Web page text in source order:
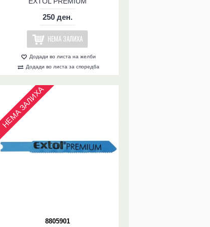
250 ден.
НЕМА ЗАЛИХА
Додади во листа на желби
Додади во листа за споредба
8805901
НЕМА ЗАЛИХА